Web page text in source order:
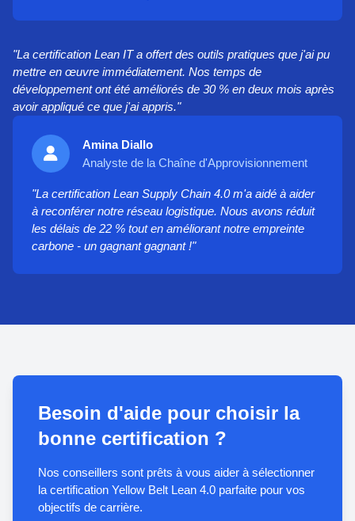
"La certification Lean IT a offert des outils pratiques que j'ai pu
mettre en œuvre immédiatement. Nos temps de
développement ont été améliorés de 30 % en deux mois après
avoir appliqué ce que j'ai appris."
Amina Diallo
Analyste de la Chaîne d'Approvisionnement
"La certification Lean Supply Chain 4.0 m'a aidé à aider
à reconférer notre réseau logistique. Nous avons réduit
les délais de 22 % tout en améliorant notre empreinte
carbone - un gagnant gagnant !"
Besoin d'aide pour choisir la
bonne certification ?
Nos conseillers sont prêts à vous aider à sélectionner
la certification Yellow Belt Lean 4.0 parfaite pour vos
objectifs de carrière.